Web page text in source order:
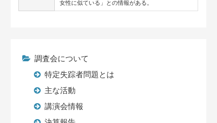
女性に似ている」との情報がある。
調査会について
特定失踪者問題とは
主な活動
講演会情報